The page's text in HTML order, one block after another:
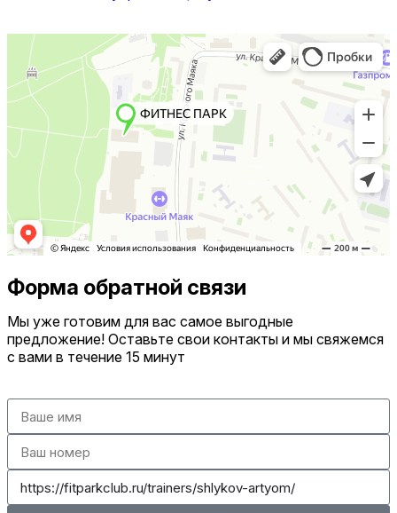
Форма обратной связи
Мы уже готовим для вас самое выгодные
предложение! Оставьте свои контакты и мы свяжемся
с вами в течение 15 минут